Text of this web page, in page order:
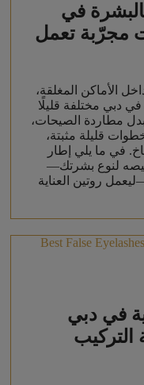
في
مجرّبة تعمل
الأماكن المغلقة،
في دبي مختلفة قليلًا
مطاردة الصيحات،
قليلة مثبتة،
في ما يلي إطار
لنوع بشرتك—
روتين العناية
في دبي
التركيب